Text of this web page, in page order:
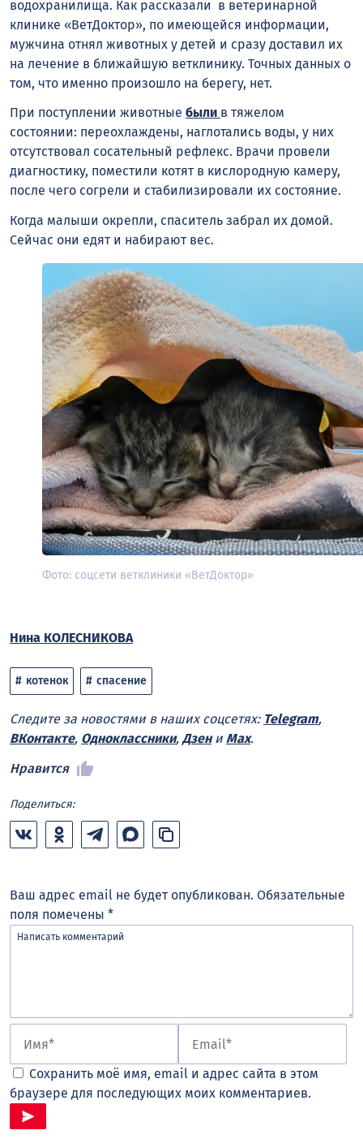
водохранилища. Как рассказали в ветеринарной
клинике «ВетДоктор», по имеющейся информации,
мужчина отнял животных у детей и сразу доставил их
на лечение в ближайшую ветклинику. Точных данных о
том, что именно произошло на берегу, нет.
При поступлении животные были в тяжелом
состоянии: переохлаждены, наглотались воды, у них
отсутствовал сосательный рефлекс. Врачи провели
диагностику, поместили котят в кислородную камеру,
после чего согрели и стабилизировали их состояние.
Когда малыши окрепли, спаситель забрал их домой.
Сейчас они едят и набирают вес.
Фото: соцсети ветклиники «ВетДоктор»
Нина КОЛЕСНИКОВА
котенок спасение
Следите за новостями в наших соцсетях: Telegram,
ВКонтакте, Одноклассники, Дзени Max.
Нравится
Поделиться:
Ваш адрес email не будет опубликован. Обязательные
поля помечены *
Сохранить моё имя, email и адрес сайта в этом
браузере для последующих моих комментариев.